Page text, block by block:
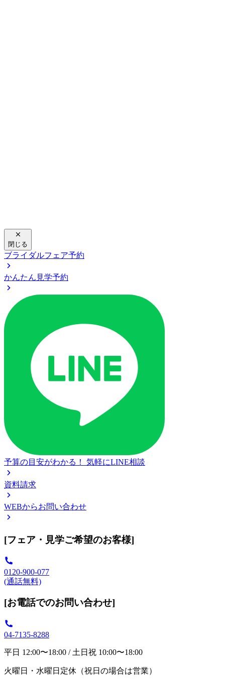
閉じる
ブライダルフェア予約
かんたん見学予約
予算の目安がわかる！ 気軽にLINE相談
資料請求
WEBからお問い合わせ
[フェア・見学ご希望のお客様]
0120-900-077
(通話無料)
[お電話でのお問い合わせ]
04-7135-8288
平日 12:00〜18:00 / 土日祝 10:00〜18:00
火曜日・水曜日定休（祝日の場合は営業）